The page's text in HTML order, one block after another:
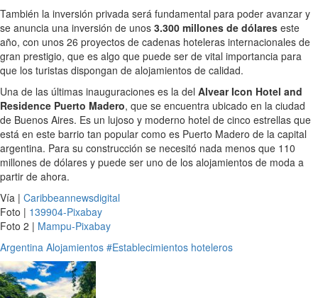
También la inversión privada será fundamental para poder avanzar y
se anuncia una inversión de unos 3.300 millones de dólares este
año, con unos 26 proyectos de cadenas hoteleras internacionales de
gran prestigio, que es algo que puede ser de vital importancia para
que los turistas dispongan de alojamientos de calidad.
Una de las últimas inauguraciones es la del Alvear Icon Hotel and
Residence Puerto Madero, que se encuentra ubicado en la ciudad
de Buenos Aires. Es un lujoso y moderno hotel de cinco estrellas que
está en este barrio tan popular como es Puerto Madero de la capital
argentina. Para su construcción se necesitó nada menos que 110
millones de dólares y puede ser uno de los alojamientos de moda a
partir de ahora.
Vía | Caribbeannewsdigital
Foto | 139904-Pixabay
Foto 2 | Mampu-Pixabay
Argentina Alojamientos #Establecimientos hoteleros